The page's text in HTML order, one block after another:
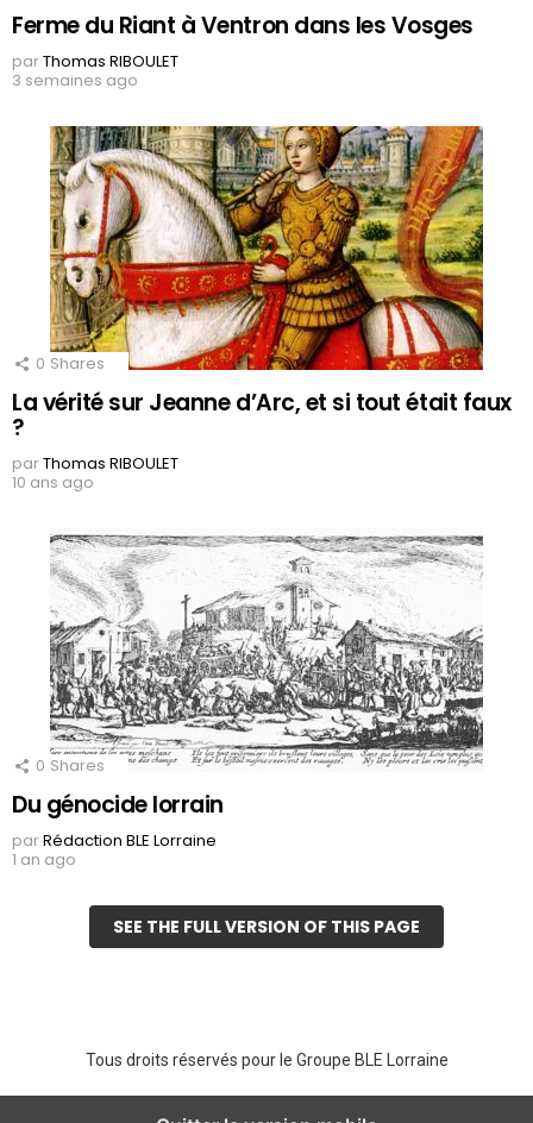
Ferme du Riant à Ventron dans les Vosges
parThomas RIBOULET
3 semaines ago
0 Shares
La vérité sur Jeanne d’Arc, et si tout était faux
?
parThomas RIBOULET
10 ans ago
0 Shares
Du génocide lorrain
parRédaction BLE Lorraine
1 an ago
SEE THE FULL VERSION OF THIS PAGE
Tous droits réservés pour le Groupe BLE Lorraine